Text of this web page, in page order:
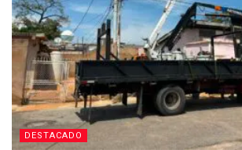
DESTACADO